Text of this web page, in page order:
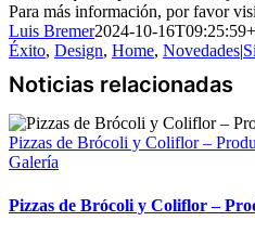
Para más información, por favor
Luis Bremer2024-10-
Éxito, Design, Home, Novedades|
Pizzas de Brócoli y Coliflor –
Galería
Pizzas de Brócoli y Coliflor –